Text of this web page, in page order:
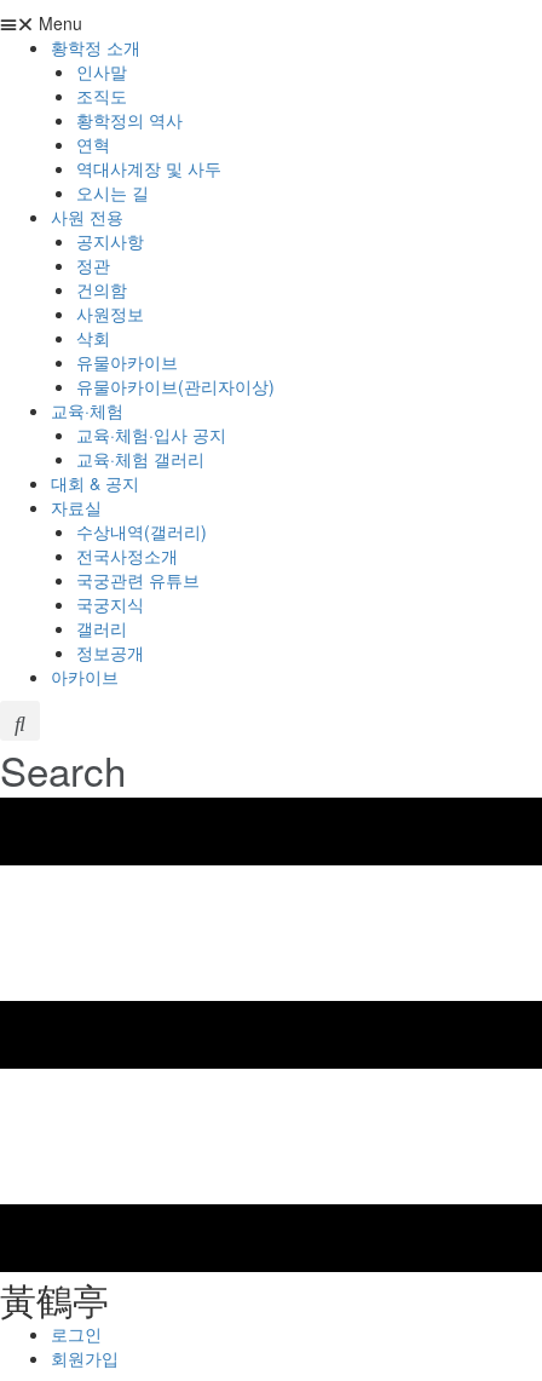
Menu
황학정 소개
인사말
조직도
황학정의 역사
연혁
역대사계장 및 사두
오시는 길
사원 전용
공지사항
정관
건의함
사원정보
삭회
유물아카이브
유물아카이브(관리자이상)
교육·체험
교육·체험·입사 공지
교육·체험 갤러리
대회 & 공지
자료실
수상내역(갤러리)
전국사정소개
국궁관련 유튜브
국궁지식
갤러리
정보공개
아카이브
Search
⿈鶴亭
로그인
회원가입